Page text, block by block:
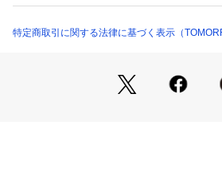
店舗にお問い合わせの際は、下記の商
商品番号：1095000013826 （モール）
特定商取引に関する法律に基づく表示（